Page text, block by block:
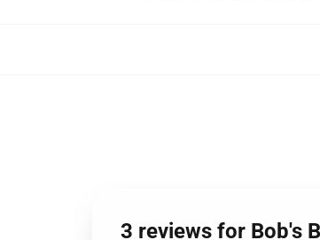
3 reviews for Bob's